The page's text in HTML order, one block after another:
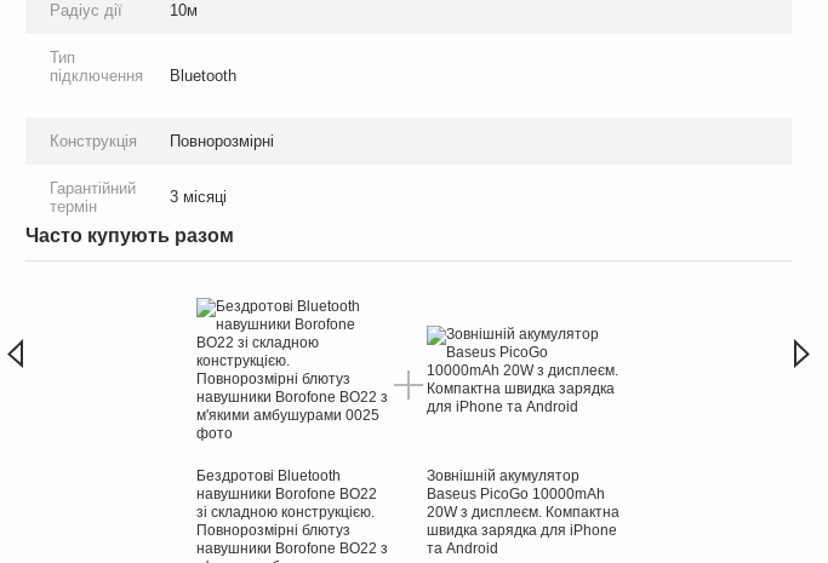
Радіус дії 10м
Тип
підключення
Bluetooth
Конструкція Повнорозмірні
Гарантійний
термін
3 місяці
Часто купують разом
Бездротові Bluetooth
навушники Borofone BO22
зі складною конструкцією.
Повнорозмірні блютуз
навушники Borofone BO22 з
Зовнішній акумулятор
Baseus PicoGo 10000mAh
20W з дисплеєм. Компактна
швидка зарядка для iPhone
та Android